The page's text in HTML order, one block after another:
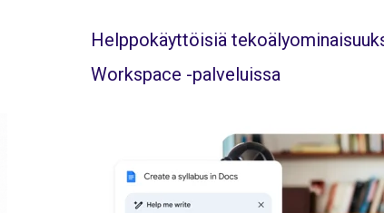
Helppokäyttöisiä
Workspace -palveluissa